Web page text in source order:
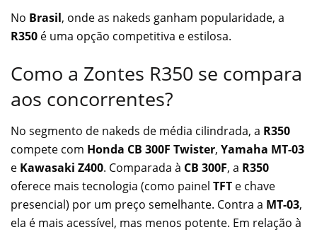
No Brasil, onde as nakeds ganham popularidade, a
R350 é uma opção competitiva e estilosa.
Como a Zontes R350 se compara
aos concorrentes?
No segmento de nakeds de média cilindrada, a R350
compete com Honda CB 300F Twister, Yamaha MT-03
e Kawasaki Z400. Comparada à CB 300F, a R350
oferece mais tecnologia (como painel TFT e chave
presencial) por um preço semelhante. Contra a MT-03,
ela é mais acessível, mas menos potente. Em relação à